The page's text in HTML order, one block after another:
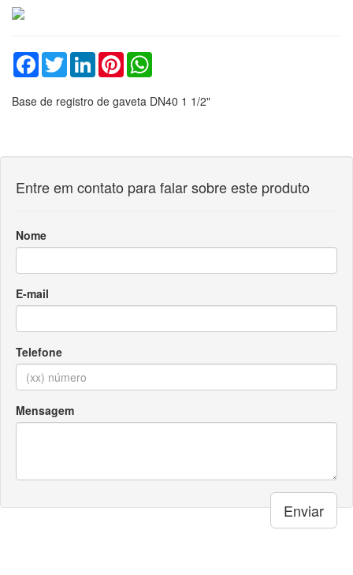
Facebook
TwitterLinkedInPinterest
Base de registro de gaveta DN40 1 1/2"
Entre em contato para falar sobre este produto
Nome
E-mail
Telefone
Mensagem
Enviar